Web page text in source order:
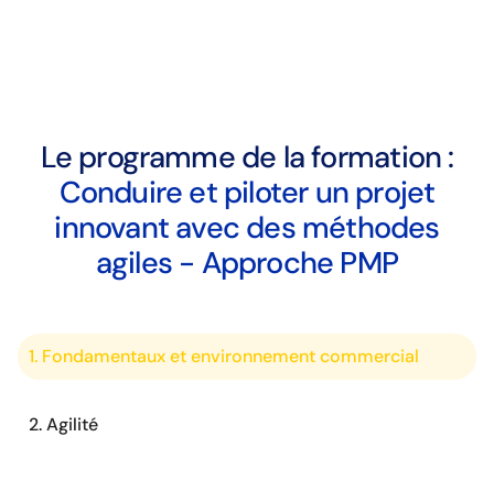
Le programme de la formation :
Conduire et piloter un projet
innovant avec des méthodes
agiles - Approche PMP
1. Fondamentaux et environnement commercial
2. Agilité